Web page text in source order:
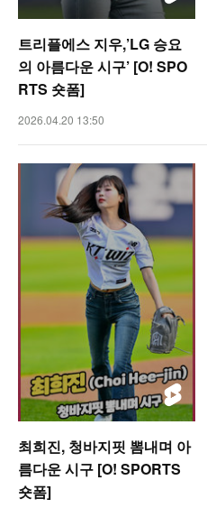
트리플에스 지우,’LG 승요
의 아름다운 시구’ [O! SPO
RTS 숏폼]
2026.04.20 13:50
최희진, 청바지핏 뽐내며 아
름다운 시구 [O! SPORTS
숏폼]